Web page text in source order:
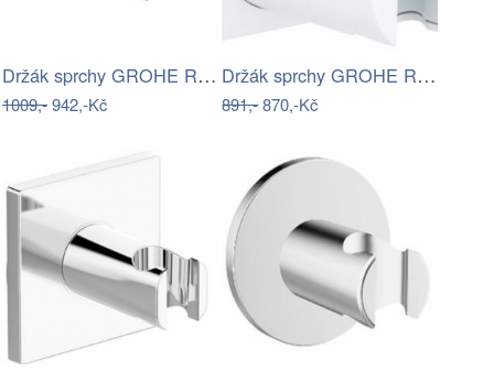
Držák sprchy GROHE Rainshower neutral…
1009,-942,-Kč
Držák sprchy GROHE Rainshower neutral…
891,-870,-Kč